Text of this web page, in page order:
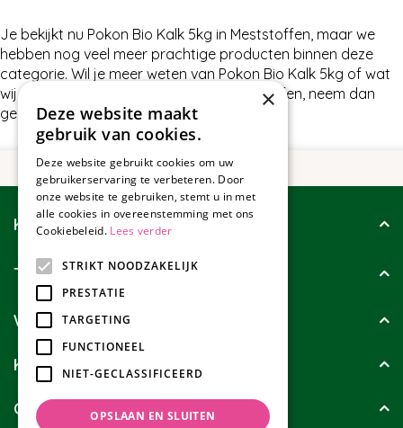
Je bekijkt nu Pokon Bio Kalk 5kg in Meststoffen, maar we
hebben nog veel meer prachtige producten binnen deze
categorie. Wil je meer weten van Pokon Bio Kalk 5kg of wat
wij nog meer te bieden hebben in Meststoffen, neem dan
gerust contact met ons op.
Klantenservice
Tuincollectie
Wie zijn wij?
Klanten geven ons
Contact
×
Deze website maakt
gebruik van cookies.
Deze website gebruikt cookies om uw
gebruikerservaring te verbeteren. Door
onze website te gebruiken, stemt u in met
alle cookies in overeenstemming met ons
Cookiebeleid. Lees verder
STRIKT NOODZAKELIJK
PRESTATIE
TARGETING
FUNCTIONEEL
NIET-GECLASSIFICEERD
OPSLAAN EN SLUITEN